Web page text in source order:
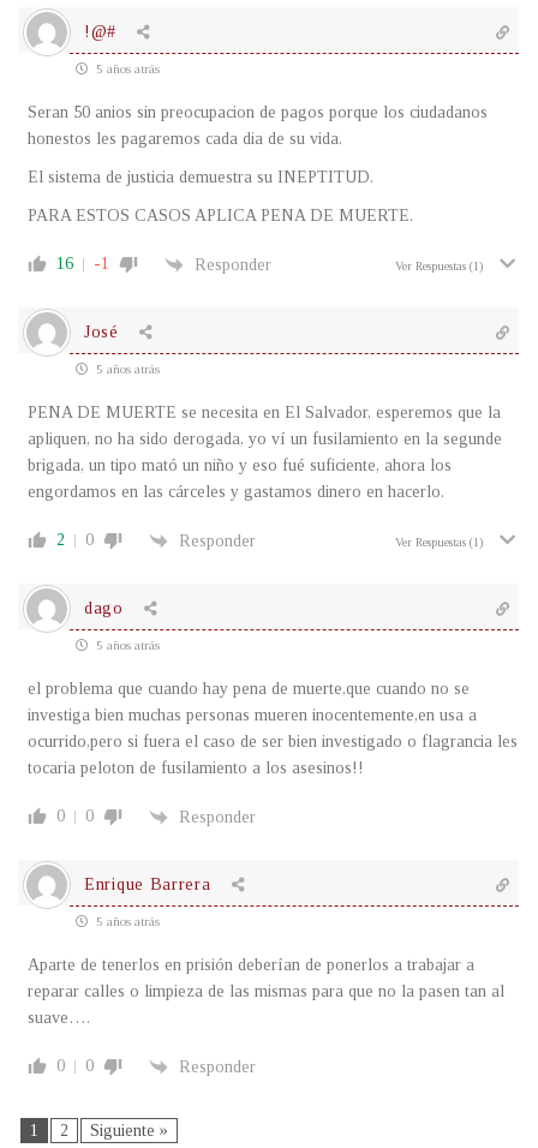
!@#
5 años atrás
Seran 50 anios sin preocupacion de pagos porque los ciudadanos
honestos les pagaremos cada dia de su vida.
El sistema de justicia demuestra su INEPTITUD.
PARA ESTOS CASOS APLICA PENA DE MUERTE.
16 -1 Responder Ver Respuestas (1)
José
5 años atrás
PENA DE MUERTE se necesita en El Salvador, esperemos que la
apliquen, no ha sido derogada, yo ví un fusilamiento en la segunde
brigada, un tipo mató un niño y eso fué suficiente, ahora los
engordamos en las cárceles y gastamos dinero en hacerlo.
2 0 Responder Ver Respuestas (1)
dago
5 años atrás
el problema que cuando hay pena de muerte,que cuando no se
investiga bien muchas personas mueren inocentemente,en usa a
ocurrido,pero si fuera el caso de ser bien investigado o flagrancia les
tocaria peloton de fusilamiento a los asesinos!!
0 0 Responder
Enrique Barrera
5 años atrás
Aparte de tenerlos en prisión deberían de ponerlos a trabajar a
reparar calles o limpieza de las mismas para que no la pasen tan al
suave….
0 0 Responder
1 2 Siguiente »